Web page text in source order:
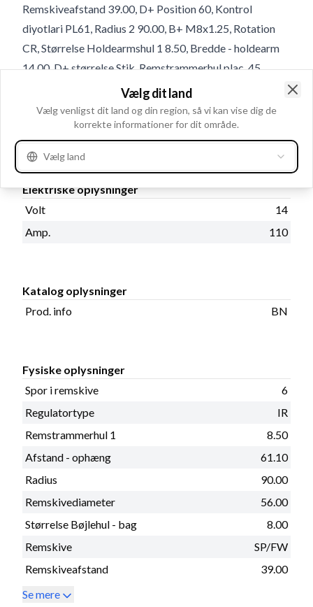
Remskiveafstand 39.00, D+ Position 60, Kontrol
diyotlari PL61, Radius 2 90.00, B+ M8x1.25, Rotation
CR, Størrelse Holdearmshul 1 8.50, Bredde - holdearm
14.00, D+ størrelse Stik, Remstrammerhul plac. 45,
Totallængde 192.00, Relæ/kulholder plac. 55, B+
Placering 45
Produktinformation
Elektriske oplysninger
Volt
14
Amp.
110
Katalog oplysninger
Prod. info
BN
Fysiske oplysninger
Spor i remskive
6
Regulatortype
IR
Remstrammerhul 1
8.50
Afstand - ophæng
61.10
Radius
90.00
Remskivediameter
56.00
Størrelse Bøjlehul - bag
8.00
Remskive
SP/FW
Remskiveafstand
39.00
Se mere
Vælg dit land
Vælg venligst dit land og din region, så vi kan vise dig de
korrekte informationer for dit område.
Vælg land